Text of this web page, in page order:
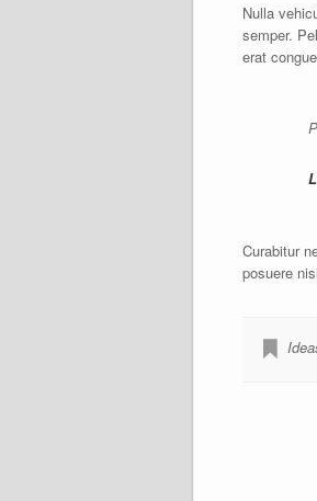
Nulla
semper.
erat
Curabitur
posuere